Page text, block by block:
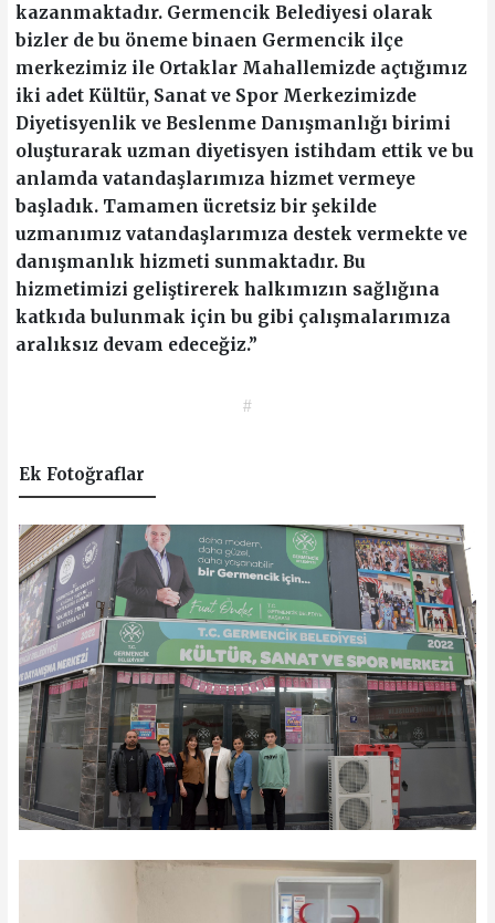
kazanmaktadır. Germencik Belediyesi olarak
bizler de bu öneme binaen Germencik ilçe
merkezimiz ile Ortaklar Mahallemizde açtığımız
iki adet Kültür, Sanat ve Spor Merkezimizde
Diyetisyenlik ve Beslenme Danışmanlığı birimi
oluşturarak uzman diyetisyen istihdam ettik ve bu
anlamda vatandaşlarımıza hizmet vermeye
başladık. Tamamen ücretsiz bir şekilde
uzmanımız vatandaşlarımıza destek vermekte ve
danışmanlık hizmeti sunmaktadır. Bu
hizmetimizi geliştirerek halkımızın sağlığına
katkıda bulunmak için bu gibi çalışmalarımıza
aralıksız devam edeceğiz.”
#
Ek Fotoğraflar